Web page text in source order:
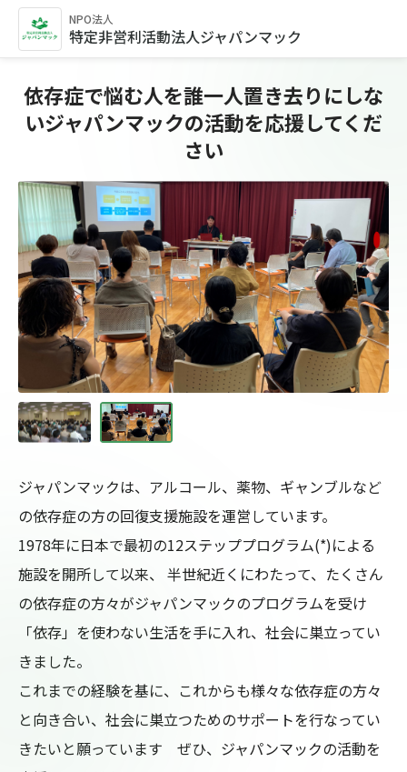
NPO法人
特定非営利活動法人ジャパンマック
依存症で悩む人を誰一人置き去りにしな
いジャパンマックの活動を応援してくだ
さい
ジャパンマックは、アルコール、薬物、ギャンブルなど
の依存症の方の回復支援施設を運営しています。
1978年に日本で最初の12ステッププログラム(*)による
施設を開所して以来、 半世紀近くにわたって、たくさん
の依存症の方々がジャパンマックのプログラムを受け
「依存」を使わない生活を手に入れ、社会に巣立ってい
きました。
これまでの経験を基に、これからも様々な依存症の方々
と向き合い、社会に巣立つためのサポートを行なってい
きたいと願っています　ぜひ、ジャパンマックの活動を